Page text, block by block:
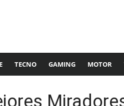
TECNO GAMING MOTOR